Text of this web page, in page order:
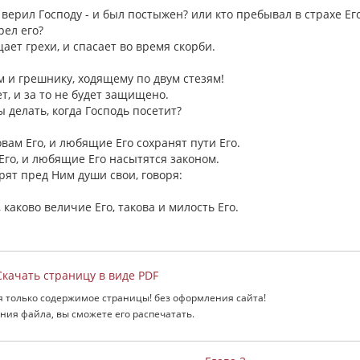
Господу - и был постыжен? или кто пребывал в страхе
его?
грехи, и спасает во время скорби.
грешнику, ходящему по двум стезям!
и за то не будет защищено.
когда Господь посетит?
Его, и любящие Его сохранят пути Его.
и любящие Его насытятся законом.
пред Ним души свои, говоря:
величие Его, такова и милость Его.
страницу в виде PDF
только содержимое страницы! без оформления сайта!
файла, вы сможете его распечатать.